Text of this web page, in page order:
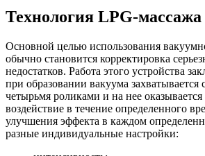
Технология LPG-массажа
Основной целью использования
обычно становится корректировка
недостатков. Работа этого устройства
при образовании вакуума
четырьмя роликами и на нее оказывается
воздействие в течение определенного
улучшения эффекта в каждом
разные индивидуальные настройки: